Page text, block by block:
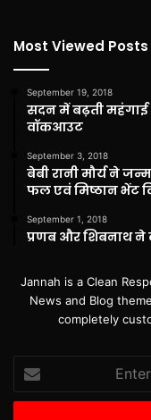
Most Viewed Posts
September 19, 2018
सदन में बढ़ती महंगाई
वॉकआउट
September 3, 2018
बेबी रानी मौर्य ने
फल एवं मिष्ठान भेंट
September 1, 2018
प्रणब और शिबनाथ
Jannah is a Clean
News and Blog
completely
your
Email